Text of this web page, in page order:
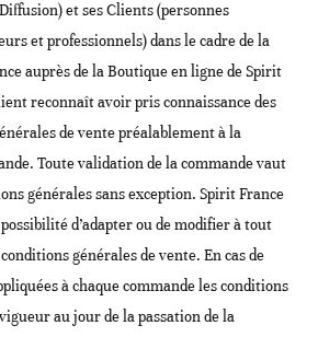
et ses Clients (personnes
et professionnels) dans le cadre de la
auprès de la Boutique en ligne de Spirit
reconnaît avoir pris connaissance des
de vente préalablement à la
Toute validation de la commande vaut
générales sans exception. Spirit France
d’adapter ou de modifier à tout
générales de vente. En cas de
à chaque commande les conditions
au jour de la passation de la